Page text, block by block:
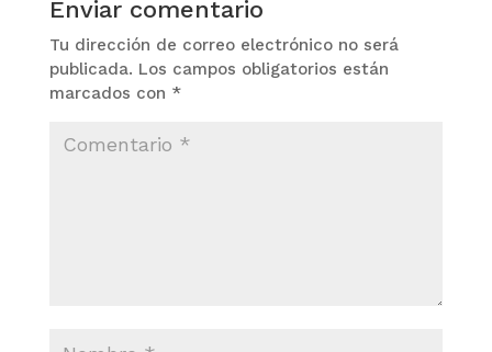
Enviar comentario
Tu dirección de correo electrónico no será
publicada. Los campos obligatorios están
marcados con *